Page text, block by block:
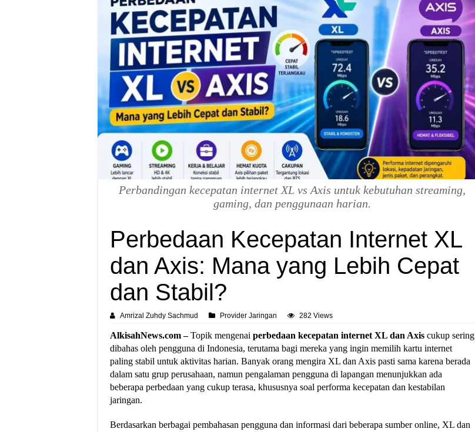
Perbandingan kecepatan internet XL vs Axis untuk kebutuhan streaming,
gaming, dan penggunaan harian.
Perbedaan Kecepatan Internet XL
dan Axis: Mana yang Lebih Cepat
dan Stabil?
Amrizal Zuhdy Sachmud Provider Jaringan 282 Views
AlkisahNews.com –Topik mengenai perbedaan kecepatan internet XL dan Axis cukup sering
dibahas oleh pengguna di Indonesia, terutama bagi mereka yang ingin memilih kartu internet
paling stabil untuk aktivitas harian. Banyak orang mengira XL dan Axis pasti sama karena berada
dalam satu grup perusahaan, namun pengalaman pengguna di lapangan menunjukkan ada
beberapa perbedaan yang cukup terasa, khususnya soal performa kecepatan dan kestabilan
jaringan.
Berdasarkan berbagai pembahasan pengguna dan informasi dari beberapa sumber online, XL dan